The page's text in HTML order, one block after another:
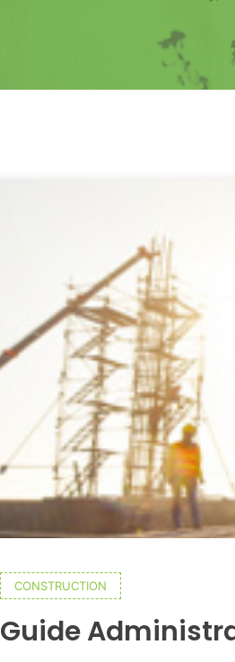
CONSTRUCTION
Guide